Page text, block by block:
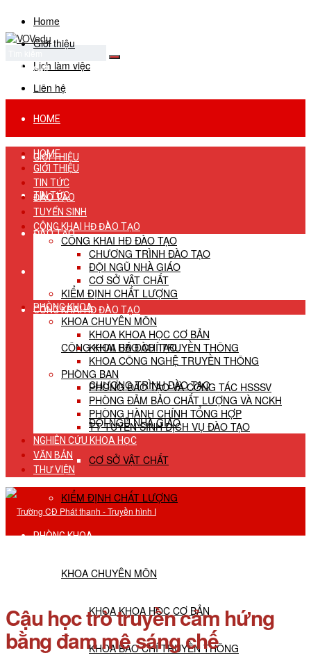
Home
Giới thiệu
Lịch làm việc
Liên hệ
No Result
View All Result
HOME
GIỚI THIỆU
TIN TỨC
ĐÀO TẠO
TUYỂN SINH
CÔNG KHAI HĐ ĐÀO TẠO
CÔNG KHAI HĐ ĐÀO TẠO
CHƯƠNG TRÌNH ĐÀO TẠO
ĐỘI NGŨ NHÀ GIÁO
CƠ SỞ VẬT CHẤT
KIỂM ĐỊNH CHẤT LƯỢNG
PHÒNG KHOA
KHOA CHUYÊN MÔN
KHOA KHOA HỌC CƠ BẢN
KHOA BÁO CHÍ TRUYỀN THÔNG
HOME
GIỚI THIỆU
TIN TỨC
ĐÀO TẠO
TUYỂN SINH
CÔNG KHAI HĐ ĐÀO TẠO
CÔNG KHAI HĐ ĐÀO TẠO
CHƯƠNG TRÌNH ĐÀO TẠO
ĐỘI NGŨ NHÀ GIÁO
CƠ SỞ VẬT CHẤT
KIỂM ĐỊNH CHẤT LƯỢNG
PHÒNG KHOA
KHOA CHUYÊN MÔN
KHOA KHOA HỌC CƠ BẢN
KHOA BÁO CHÍ TRUYỀN THÔNG
KHOA CÔNG NGHỆ TRUYỀN THÔNG
PHÒNG BAN
PHÒNG ĐÀO TẠO VÀ CÔNG TÁC HSSSV
PHÒNG ĐẢM BẢO CHẤT LƯỢNG VÀ NCKH
PHÒNG HÀNH CHÍNH TỔNG HỢP
TT TUYỂN SINH DỊCH VỤ ĐÀO TẠO
NGHIÊN CỨU KHOA HỌC
VĂN BẢN
THƯ VIỆN
Cậu học trò truyền cảm hứng
bằng đam mê sáng chế